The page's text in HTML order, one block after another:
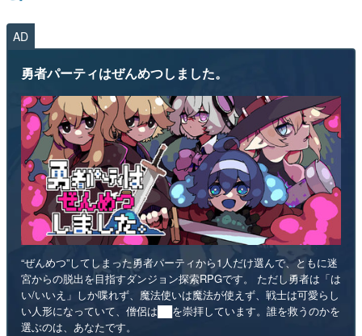
AD
勇者パーティはぜんめつしました。
“ぜんめつ”してしまった勇者パーティから1人だけ選んで、ともに迷
宮からの脱出を目指すダンジョン探索RPGです。 ただし勇者は「は
い/いいえ」しか喋れず、魔法使いは魔法が使えず、戦士は可愛らし
い人形になっていて、僧侶は██を崇拝しています。誰を救うのかを
選ぶのは、あなたです。